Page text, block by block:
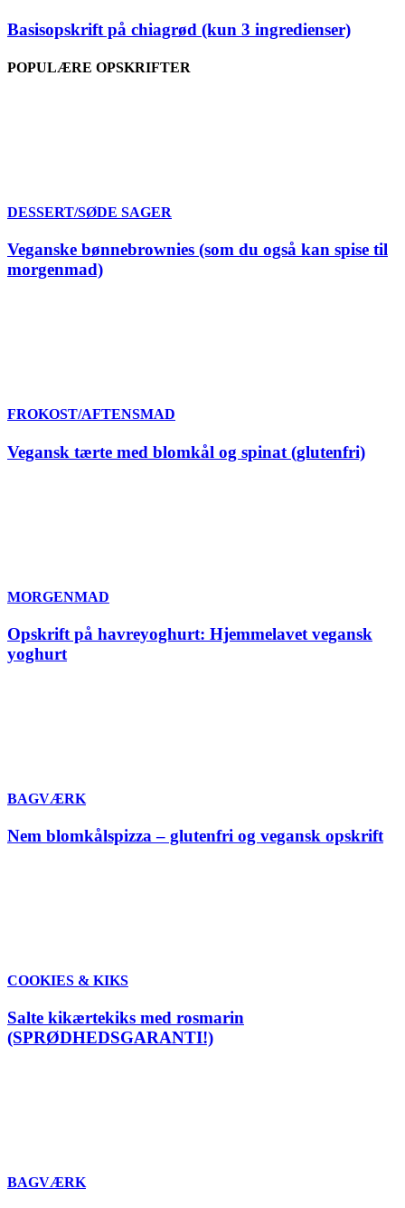
Basisopskrift på chiagrød (kun 3 ingredienser)
POPULÆRE OPSKRIFTER
DESSERT/SØDE SAGER
Veganske bønnebrownies (som du også kan spise til
morgenmad)
FROKOST/AFTENSMAD
Vegansk tærte med blomkål og spinat (glutenfri)
MORGENMAD
Opskrift på havreyoghurt: Hjemmelavet vegansk
yoghurt
BAGVÆRK
Nem blomkålspizza – glutenfri og vegansk opskrift
COOKIES & KIKS
Salte kikærtekiks med rosmarin
(SPRØDHEDSGARANTI!)
BAGVÆRK